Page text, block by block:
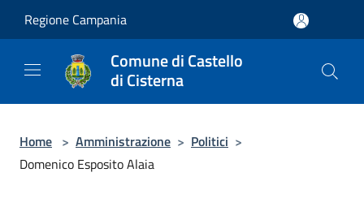
Regione Campania
Comune di Castello
di Cisterna
Home > Amministrazione > Politici >
Domenico Esposito Alaia